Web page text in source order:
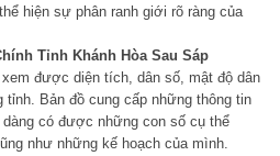
hiện sự phân ranh giới rõ ràng của
Tỉnh Khánh Hòa Sau Sáp
được diện tích, dân số, mật độ dân
Bản đồ cung cấp những thông tin
có được những con số cụ thể
như những kế hoạch của mình.